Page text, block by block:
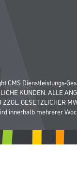
CMS Dienstleistungs-
KUNDEN. ALLE
ZZGL. GESETZLICHER
innerhalb mehrerer